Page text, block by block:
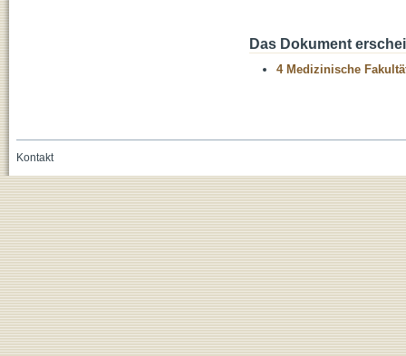
Das Dokument
4 Medizinische
Kontakt